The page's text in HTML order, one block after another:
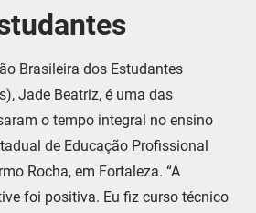
Brasileira dos Estudantes
Jade Beatriz, é uma das
o tempo integral no ensino
de Educação Profissional
Rocha, em Fortaleza. “A
foi positiva. Eu fiz curso técnico